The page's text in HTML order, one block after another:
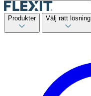
Produkter Välj rätt lösning